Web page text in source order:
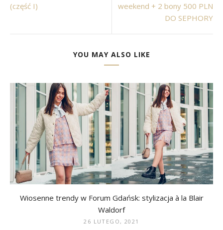
(część I)
weekend + 2 bony 500 PLN
DO SEPHORY
YOU MAY ALSO LIKE
Wiosenne trendy w Forum Gdańsk: stylizacja à la Blair
Waldorf
26 LUTEGO, 2021